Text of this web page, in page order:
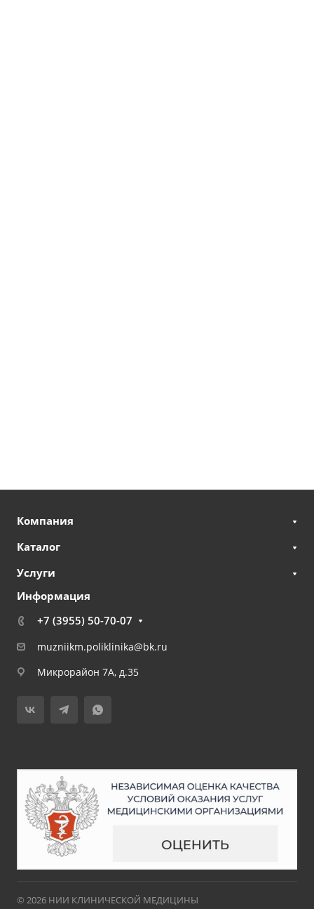
Компания
Каталог
Услуги
Информация
+7 (3955) 50-70-07
muzniikm.poliklinika@bk.ru
Микрорайон 7А, д.35
© 2026 НИИ КЛИНИЧЕСКОЙ МЕДИЦИНЫ